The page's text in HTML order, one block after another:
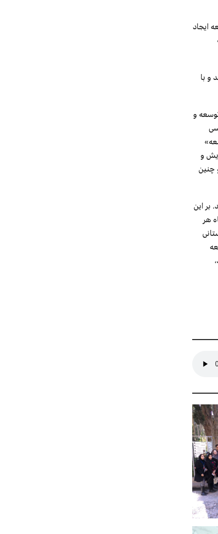
ایجاد
و با
توسعه و
و
چنین
بر این
تاریخ ۱۶ اردیبهشت ماه هر